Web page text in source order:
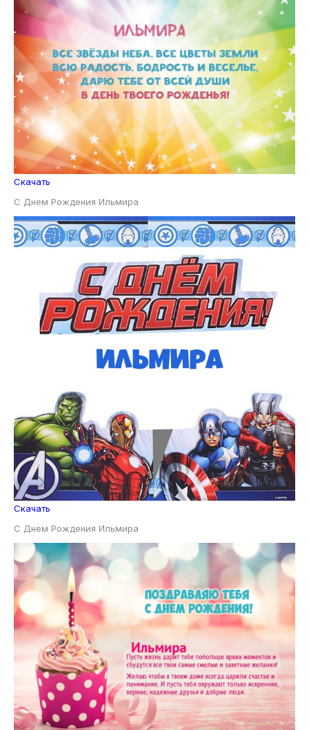
Скачать
С Днем Рождения Ильмира
Скачать
С Днем Рождения Ильмира